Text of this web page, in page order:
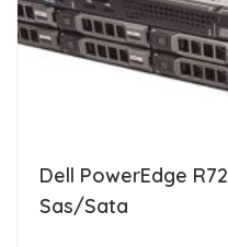
Dell PowerEdge
Sas/Sata